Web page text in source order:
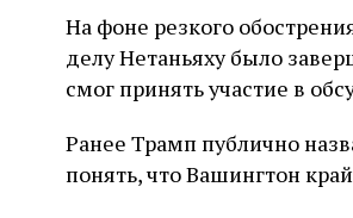
На фоне резкого
делу Нетаньяху было
смог принять участие в
Ранее Трамп публично
понять, что Вашингтон
частности, Пещеру
стену. Он, несомненно,
необычайное напряжение и
отказался приходить к
чтобы не собирать вокруг
самым не усиливать
5 августа Проверено
Ицкович